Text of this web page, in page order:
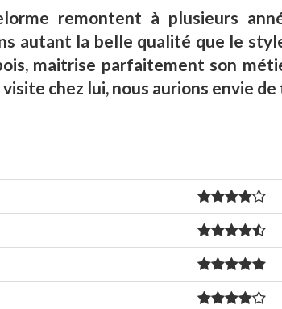
remontent à plusieurs
autant la belle qualité que le
maitrise parfaitement son
chez lui, nous aurions envie